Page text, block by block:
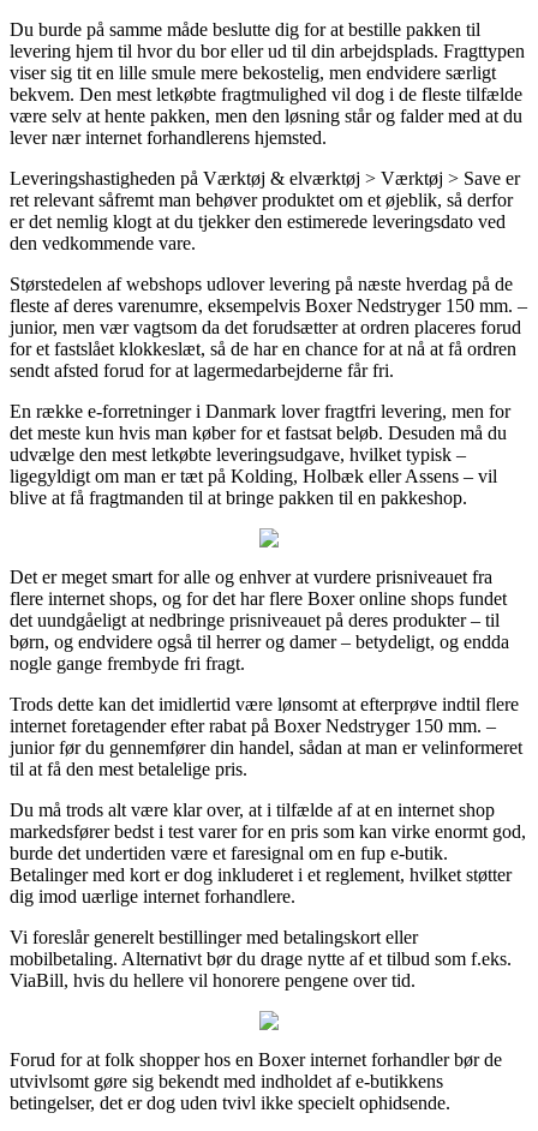
Du burde på samme måde beslutte dig for at bestille pakken til
levering hjem til hvor du bor eller ud til din arbejdsplads. Fragttypen
viser sig tit en lille smule mere bekostelig, men endvidere særligt
bekvem. Den mest letkøbte fragtmulighed vil dog i de fleste tilfælde
være selv at hente pakken, men den løsning står og falder med at du
lever nær internet forhandlerens hjemsted.
Leveringshastigheden på Værktøj & elværktøj > Værktøj > Save er
ret relevant såfremt man behøver produktet om et øjeblik, så derfor
er det nemlig klogt at du tjekker den estimerede leveringsdato ved
den vedkommende vare.
Størstedelen af webshops udlover levering på næste hverdag på de
fleste af deres varenumre, eksempelvis Boxer Nedstryger 150 mm. –
junior, men vær vagtsom da det forudsætter at ordren placeres forud
for et fastslået klokkeslæt, så de har en chance for at nå at få ordren
sendt afsted forud for at lagermedarbejderne får fri.
En række e-forretninger i Danmark lover fragtfri levering, men for
det meste kun hvis man køber for et fastsat beløb. Desuden må du
udvælge den mest letkøbte leveringsudgave, hvilket typisk –
ligegyldigt om man er tæt på Kolding, Holbæk eller Assens – vil
blive at få fragtmanden til at bringe pakken til en pakkeshop.
Det er meget smart for alle og enhver at vurdere prisniveauet fra
flere internet shops, og for det har flere Boxer online shops fundet
det uundgåeligt at nedbringe prisniveauet på deres produkter – til
børn, og endvidere også til herrer og damer – betydeligt, og endda
nogle gange frembyde fri fragt.
Trods dette kan det imidlertid være lønsomt at efterprøve indtil flere
internet foretagender efter rabat på Boxer Nedstryger 150 mm. –
junior før du gennemfører din handel, sådan at man er velinformeret
til at få den mest betalelige pris.
Du må trods alt være klar over, at i tilfælde af at en internet shop
markedsfører bedst i test varer for en pris som kan virke enormt god,
burde det undertiden være et faresignal om en fup e-butik.
Betalinger med kort er dog inkluderet i et reglement, hvilket støtter
dig imod uærlige internet forhandlere.
Vi foreslår generelt bestillinger med betalingskort eller
mobilbetaling. Alternativt bør du drage nytte af et tilbud som f.eks.
ViaBill, hvis du hellere vil honorere pengene over tid.
Forud for at folk shopper hos en Boxer internet forhandler bør de
utvivlsomt gøre sig bekendt med indholdet af e-butikkens
betingelser, det er dog uden tvivl ikke specielt ophidsende.